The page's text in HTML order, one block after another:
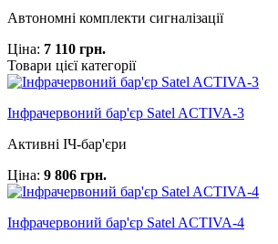
Автономні комплекти сигналізації
Ціна: 7 110 грн.
Товари цієї категорії
Інфрачервоний бар'єр Satel ACTIVA-3
Активні ІЧ-бар'єри
Ціна: 9 806 грн.
Інфрачервоний бар'єр Satel ACTIVA-4